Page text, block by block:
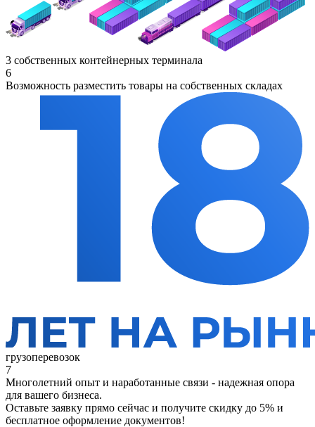
3 собственных контейнерных терминала
6
Возможность разместить товары на собственных складах
грузоперевозок
7
Многолетний опыт и наработанные связи - надежная опора
для вашего бизнеса.
Оставьте заявку прямо сейчас и получите скидку до 5% и
бесплатное оформление документов!